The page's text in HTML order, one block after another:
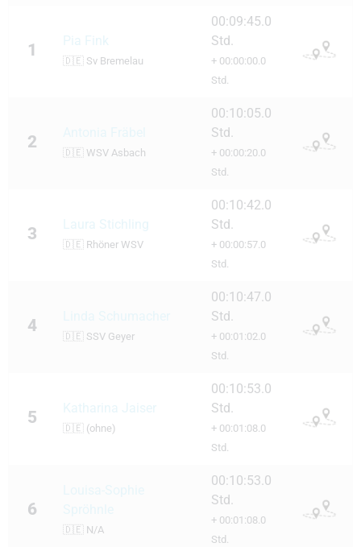
1 Pia Fink
🇩🇪 Sv Bremelau
00:09:45.0
Std.
+ 00:00:00.0
Std.
2
🇩🇪 WSV Asbach
00:10:05.0
Std.
+ 00:00:20.0
Std.
3 Laura Stichling
🇩🇪 Rhöner WSV
00:10:42.0
Std.
+ 00:00:57.0
Std.
4
🇩🇪 SSV Geyer
00:10:47.0
Std.
+ 00:01:02.0
Std.
5 Katharina Jaiser
🇩🇪 (ohne)
00:10:53.0
Std.
+ 00:01:08.0
Std.
6
🇩🇪 N/A
00:10:53.0
Std.
+ 00:01:08.0
Std.